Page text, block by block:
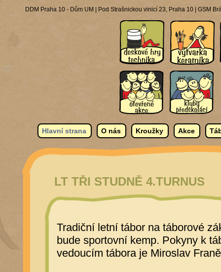
DDM Praha 10 - Dům UM | Pod Strašnickou vinicí 23, Praha 10 | GSM
Hlavní strana O nás Kroužky Akce
LT TŘI STUDNĚ 4.TURNUS
Tradiční letní tábor na táborové
bude sportovní kemp. Pokyny k
vedoucím tábora je Miroslav